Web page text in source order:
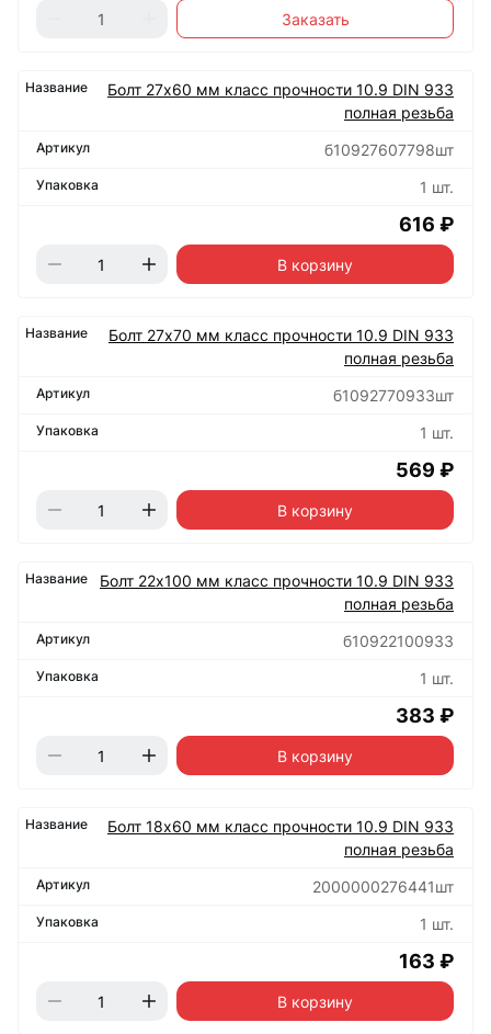
Заказать
Болт 27х60 мм класс прочности 10.9 DIN 933
полная резьба
б10927607798шт
1 шт.
616 ₽
В корзину
Болт 27х70 мм класс прочности 10.9 DIN 933
полная резьба
б1092770933шт
1 шт.
569 ₽
В корзину
Болт 22х100 мм класс прочности 10.9 DIN 933
полная резьба
б10922100933
1 шт.
383 ₽
В корзину
Болт 18х60 мм класс прочности 10.9 DIN 933
полная резьба
2000000276441шт
1 шт.
163 ₽
В корзину